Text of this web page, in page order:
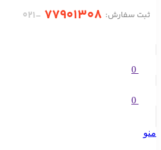
ثبت سفارش: 77901308 -۰21
0
0
منو